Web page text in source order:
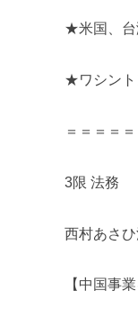
★米国、台
★ワシント
＝＝＝＝
3限 法務
西村あさ
【中国事